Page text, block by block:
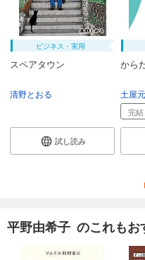
ビジネス・実用
スペアタウン
清野とおる
試し読み
から
土屋
完結
平野由希子 のこれもお